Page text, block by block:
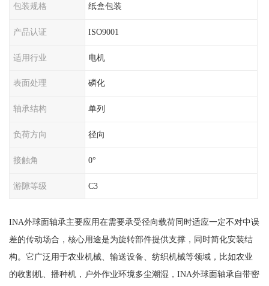
包装规格 纸盒包装
产品认证 ISO9001
适用行业 电机
表面处理 磷化
轴承结构 单列
负荷方向 径向
接触角 0°
游隙等级 C3
INA外球面轴承主要应用在需要承受径向载荷同时适应一定不对中误
差的传动场合，核心用途是为旋转部件提供支撑，同时简化安装结
构。它广泛用于农业机械、输送设备、纺织机械等领域，比如农业
的收割机、播种机，户外作业环境多尘潮湿，INA外球面轴承自带密